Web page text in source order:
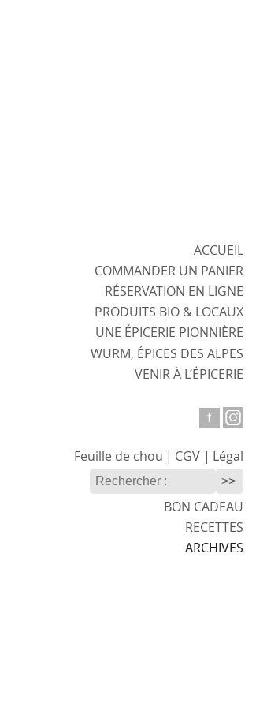
ACCUEIL
COMMANDER UN PANIER
RÉSERVATION EN LIGNE
PRODUITS BIO & LOCAUX
UNE ÉPICERIE PIONNIÈRE
WURM, ÉPICES DES ALPES
VENIRÀ L’ÉPICERIE
f
Légal
|
CGV
|
Feuille de chou
BON CADEAU
RECETTES
ARCHIVES